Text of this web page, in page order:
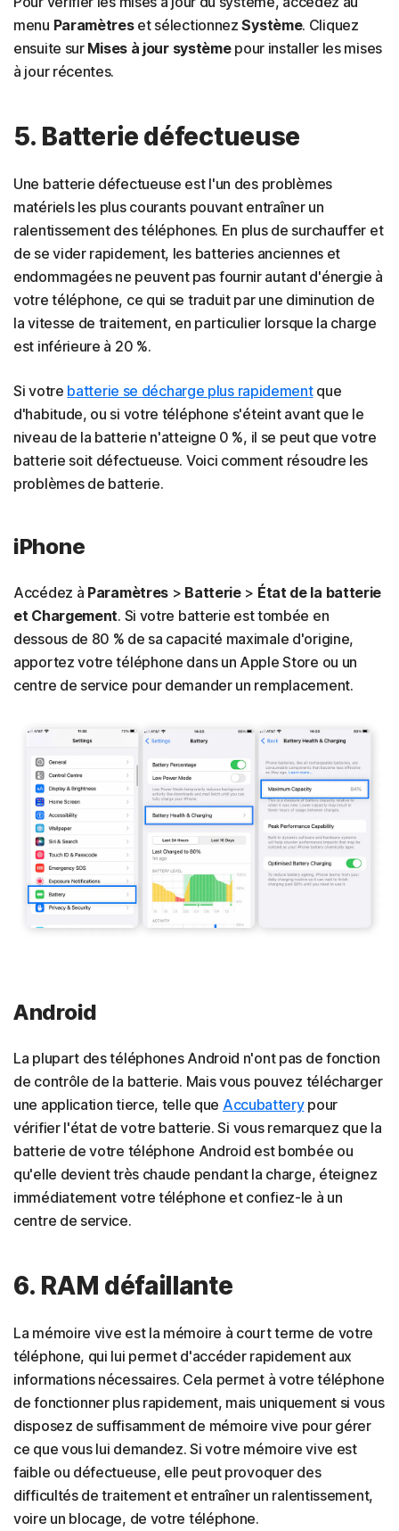
menu Paramètreset sélectionnezSystème. Cliquez
ensuite sur Mises à jour systèmepour installer les mises
à jour récentes.
5. Batterie défectueuse
Une batterie défectueuse est l'un des problèmes
matériels les plus courants pouvant entraîner un
ralentissement des téléphones. En plus de surchauffer et
de se vider rapidement, les batteries anciennes et
endommagées ne peuvent pas fournir autant d'énergie à
votre téléphone, ce qui se traduit par une diminution de
la vitesse de traitement, en particulier lorsque la charge
est inférieure à 20 %.
Si votre batterie se décharge plus rapidementque
d'habitude, ou si votre téléphone s'éteint avant que le
niveau de la batterie n'atteigne 0 %, il se peut que votre
batterie soit défectueuse. Voici comment résoudre les
problèmes de batterie.
iPhone
Accédez à Paramètres > Batterie> État de la batterie
et Chargement. Si votre batterie est tombée en
dessous de 80 % de sa capacité maximale d'origine,
apportez votre téléphone dans un Apple Store ou un
centre de service pour demander un remplacement.
Android
La plupart des téléphones Android n'ont pas de fonction
de contrôle de la batterie. Mais vous pouvez télécharger
une application tierce, telle que Accubatterypour
vérifier l'état de votre batterie. Si vous remarquez que la
batterie de votre téléphone Android est bombée ou
qu'elle devient très chaude pendant la charge, éteignez
immédiatement votre téléphone et confiez-le à un
centre de service.
6. RAM défaillante
La mémoire vive est la mémoire à court terme de votre
téléphone, qui lui permet d'accéder rapidement aux
informations nécessaires. Cela permet à votre téléphone
de fonctionner plus rapidement, mais uniquement si vous
disposez de suffisamment de mémoire vive pour gérer
ce que vous lui demandez. Si votre mémoire vive est
faible ou défectueuse, elle peut provoquer des
difficultés de traitement et entraîner un ralentissement,
voire un blocage, de votre téléphone.